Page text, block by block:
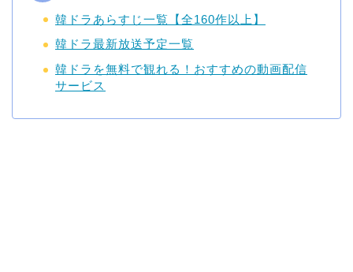
韓ドラあらすじ一覧【全160作以上】
韓ドラ最新放送予定一覧
韓ドラを無料で観れる！おすすめの動画配信
サービス